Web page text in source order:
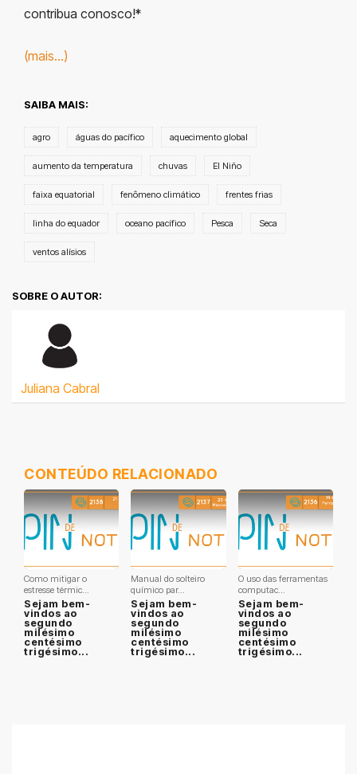
contribua conosco!*
(mais…)
SAIBA MAIS:
agro águas do pacífico aquecimento global
aumento da temperatura chuvas El Niño
faixa equatorial fenômeno climático frentes frias
linha do equador oceano pacífico Pesca Seca
ventos alísios
SOBRE O AUTOR:
Juliana Cabral
CONTEÚDO RELACIONADO
Como mitigar o
estresse térmic...
Sejam bem-
vindos ao
segundo
milésimo
centésimo
trigésimo...
Manual do solteiro
químico par...
Sejam bem-
vindos ao
segundo
milésimo
centésimo
trigésimo...
O uso das ferramentas
computac...
Sejam bem-
vindos ao
segundo
milésimo
centésimo
trigésimo...